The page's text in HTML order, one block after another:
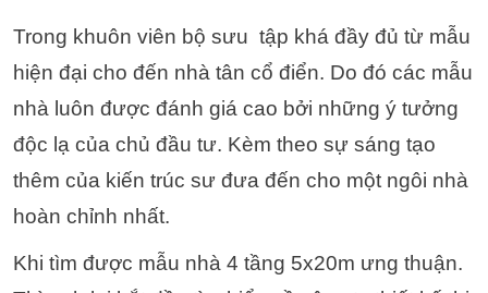
Trong khuôn viên bộ sưu tập khá đầy đủ từ mẫu
hiện đại cho đến nhà tân cổ điển. Do đó các mẫu
nhà luôn được đánh giá cao bởi những ý tưởng
độc lạ của chủ đầu tư. Kèm theo sự sáng tạo
thêm của kiến trúc sư đưa đến cho một ngôi nhà
hoàn chỉnh nhất.
Khi tìm được mẫu nhà 4 tầng 5x20m ưng thuận.